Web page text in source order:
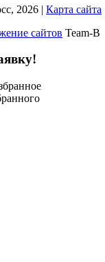
2026 | Карта сайта
сайтов Team-B